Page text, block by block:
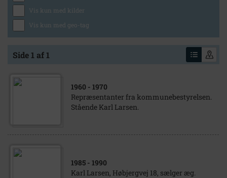
Vis kun med kilder
Vis kun med geo-tag
Side 1 af 1
1960 - 1970
Repræsentanter fra kommunebestyrelsen.
Stående Karl Larsen.
1985 - 1990
Karl Larsen, Høbjergvej 18, sælger æg.